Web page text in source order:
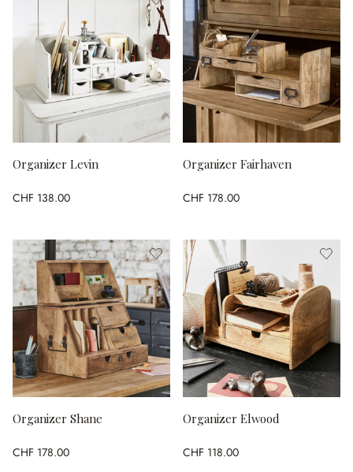
Organizer Levin
CHF 138.00
Organizer Fairhaven
CHF 178.00
Organizer Shane
CHF 178.00
Organizer Elwood
CHF 118.00